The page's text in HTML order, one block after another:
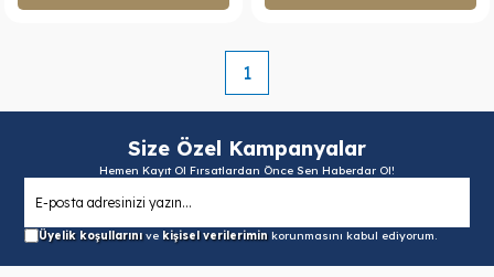
1
Size Özel Kampanyalar
Hemen Kayıt Ol Fırsatlardan Önce Sen Haberdar Ol!
Üyelik koşullarınıve kişisel verileriminkorunmasını kabul ediyorum.